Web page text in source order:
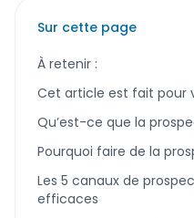
Sur cette page
À retenir :
Cet article est fait pour
Qu’est-ce que la
Pourquoi faire de la
Les 5 canaux de
efficaces